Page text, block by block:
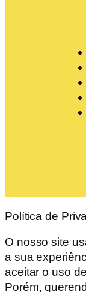
Política de
O nosso site
a sua
aceitar o uso
Porém,